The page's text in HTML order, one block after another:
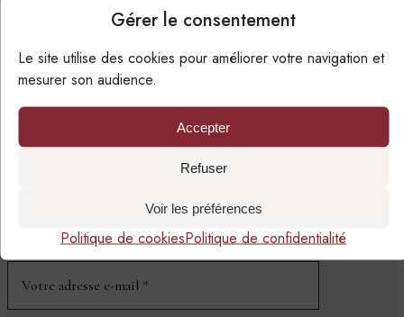
Gérer le consentement
Le site utilise des cookies pour améliorer votre navigation et
mesurer son audience.
Accepter
Refuser
Voir les préférences
Politique de cookiesPolitique de confidentialité
SUIVRE LA PAROISSE
PAR EMAIL
NEWSLETTER